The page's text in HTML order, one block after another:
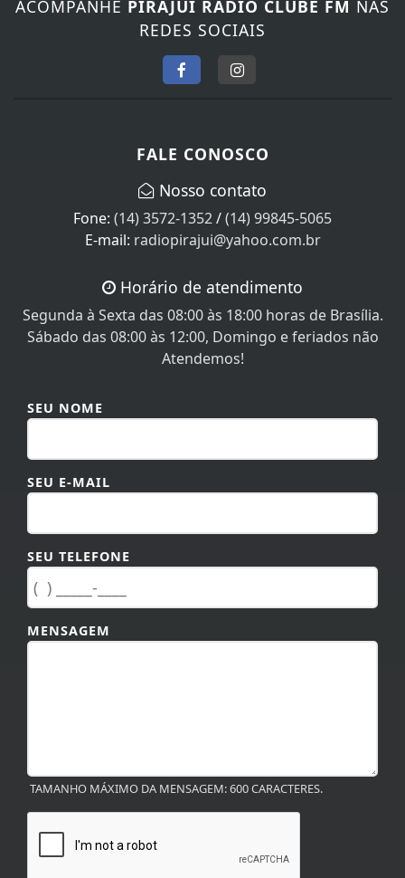
REDES SOCIAIS
(14) 3572-1352/(14) 99845-5065
E-mail:radiopirajui@yahoo.com.br
Segunda à Sexta das 08:00 às 18:00 horas de Brasília.
Sábado das 08:00 às 12:00, Domingo e feriados não
Atendemos!
SEU E-MAIL
SEU TELEFONE
MENSAGEM